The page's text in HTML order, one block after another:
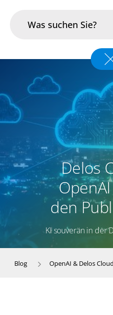
Im Fokus
Portfolio
Infrastruktur & Betrieb
Über uns
Karriere
Delos
den
KI souverän in der
Blog OpenAI & Delos